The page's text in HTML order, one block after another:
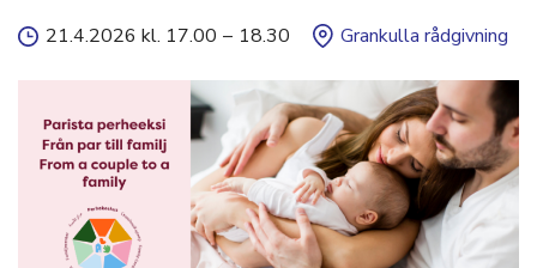
21.4.2026 kl. 17.00 – 18.30 Grankulla rådgivning